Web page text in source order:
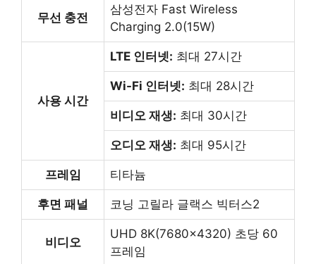
무선 충전
삼성전자 Fast Wireless
Charging 2.0(15W)
사용 시간
LTE 인터넷: 최대 27시간
Wi-Fi 인터넷: 최대 28시간
비디오 재생: 최대 30시간
오디오 재생: 최대 95시간
프레임 티타늄
후면 패널 코닝 고릴라 글랙스 빅터스2
비디오
UHD 8K(7680×4320) 초당 60
프레임